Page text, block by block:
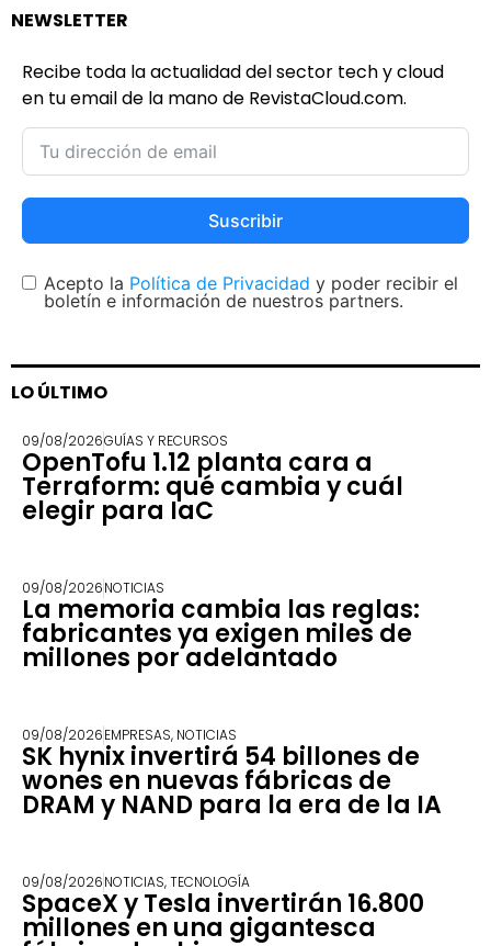
NEWSLETTER
Recibe toda la actualidad del sector tech y cloud
en tu email de la mano de RevistaCloud.com.
Suscribir
Acepto la Política de Privacidad y poder recibir el
boletín e información de nuestros partners.
LO ÚLTIMO
09/08/2026GUÍAS Y RECURSOS
OpenTofu 1.12 planta cara a
Terraform: qué cambia y cuál
elegir para IaC
09/08/2026NOTICIAS
La memoria cambia las reglas:
fabricantes ya exigen miles de
millones por adelantado
09/08/2026EMPRESAS, NOTICIAS
SK hynix invertirá 54 billones de
wones en nuevas fábricas de
DRAM y NAND para la era de la IA
09/08/2026NOTICIAS,TECNOLOGÍA
SpaceX y Tesla invertirán 16.800
millones en una gigantesca